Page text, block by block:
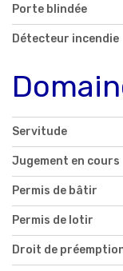
Porte blindée
Détecteur incendie
Servitude
Jugement en cours
Permis de bâtir
Permis de lotir
Droit de